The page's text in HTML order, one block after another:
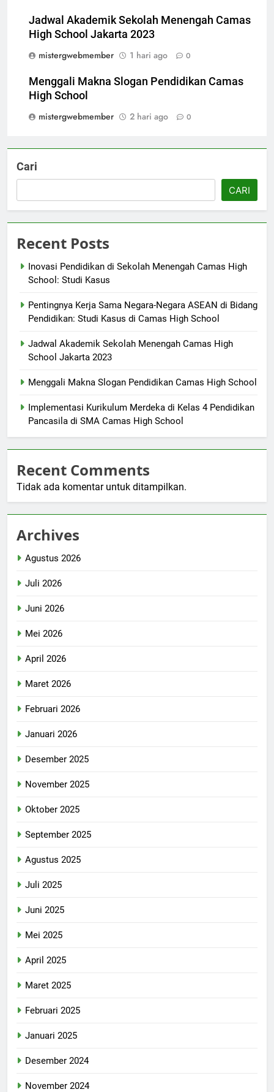
Jadwal Akademik Sekolah Menengah Camas
High School Jakarta 2023
mistergwebmember
1 hari ago 0
Menggali Makna Slogan Pendidikan Camas
High School
mistergwebmember
2 hari ago 0
Cari
CARI
Recent Posts
Inovasi Pendidikan di Sekolah Menengah Camas High
School: Studi Kasus
Pentingnya Kerja Sama Negara-Negara ASEAN di Bidang
Pendidikan: Studi Kasus di Camas High School
Jadwal Akademik Sekolah Menengah Camas High
School Jakarta 2023
Menggali Makna Slogan Pendidikan Camas High School
Implementasi Kurikulum Merdeka di Kelas 4 Pendidikan
Pancasila di SMA Camas High School
Recent Comments
Tidak ada komentar untuk ditampilkan.
Archives
Agustus 2026
Juli 2026
Juni 2026
Mei 2026
April 2026
Maret 2026
Februari 2026
Januari 2026
Desember 2025
November 2025
Oktober 2025
September 2025
Agustus 2025
Juli 2025
Juni 2025
Mei 2025
April 2025
Maret 2025
Februari 2025
Januari 2025
Desember 2024
November 2024